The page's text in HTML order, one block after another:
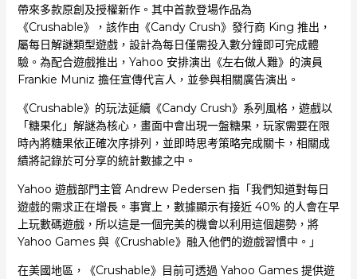
帶來多款原創及授權新作。其中首款登場作品為
《Crushable》，該作由《Candy Crush》發行商 King 推出，
屬每日解謎類型遊戲，設計為每日僅需投入數分鐘即可完成體
驗。為配合遊戲推出，Yahoo 安排演出《左右做人難》的演員
Frankie Muniz 擔任宣傳代言人，並參與相關廣告演出。
《Crushable》的玩法延續《Candy Crush》系列風格，遊戲以
「糖果化」解謎為核心，畫面中會出現一盤糖果，玩家需要在限
時內將糖果依正確次序排列，並即時思考策略完成關卡，相關成
績將記錄於可分享的統計數據之中。
Yahoo 遊戲部門主管 Andrew Pedersen 指「我們知道對每日
遊戲的需求正在增長。事實上，數據顯示有接近 40% 的人會在早
上玩數碼遊戲，所以這是一個完美的機會以利用這個趨勢，將
Yahoo Games 與《Crushable》融入他們的遊戲習慣中。」
在美國地區，《Crushable》目前可透過 Yahoo Games 提供遊